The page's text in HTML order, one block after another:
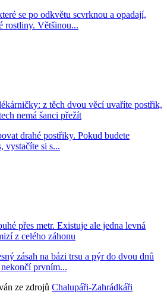
se po odkvětu scvrknou a opadají,
rostliny. Většinou...
z těch dvou věcí uvaříte postřik,
nemá šanci přežít
drahé postřiky. Pokud budete
vystačíte si s...
přes metr. Existuje ale jedna levná
z celého záhonu
zásah na bázi trsu a pýr do dvou dnů
prvním...
ze zdrojů Chalupáři-Zahrádkáři